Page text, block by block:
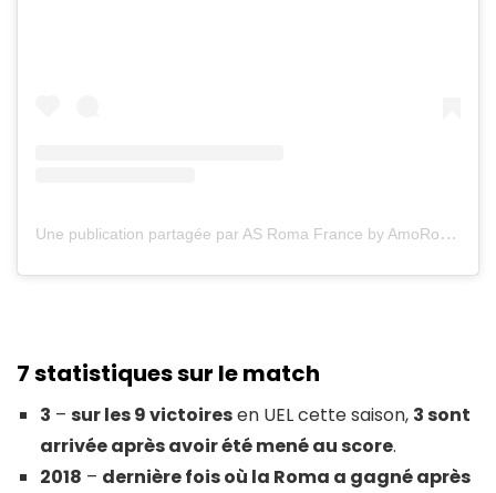
Une publication partagée par AS Roma France by AmoRoma.fr (@amoroma.fr)
7statistiques sur le match
3 – sur les 9 victoiresen UEL cette saison, 3 sont
arrivée après avoir été mené au score.
2018 – dernière fois où la Roma a gagné après